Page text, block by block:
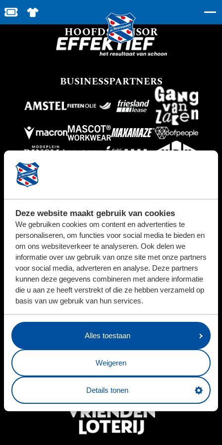
Deze website maakt gebruik van cookies
We gebruiken cookies om content en advertenties te
personaliseren, om functies voor social media te bieden en
om ons websiteverkeer te analyseren. Ook delen we
informatie over uw gebruik van onze site met onze partners
voor social media, adverteren en analyse. Deze partners
kunnen deze gegevens combineren met andere informatie
die u aan ze heeft verstrekt of die ze hebben verzameld op
basis van uw gebruik van hun services.
Alles toestaan
Weigeren
Details tonen
BESTEL JOUW TICKETS
SHOP IN DE FEANSTORE
HOOFDSPONSOR
BUSINESSPARTNERS
DIGITAL PARTNER IT-PARTNER
EREDIVISIEPARTNERS